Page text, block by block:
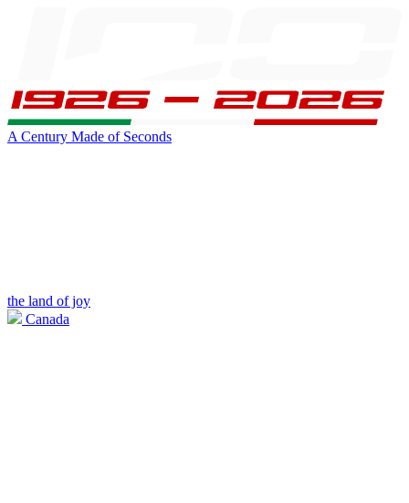
A Century Made of Seconds
the land of joy
Canada